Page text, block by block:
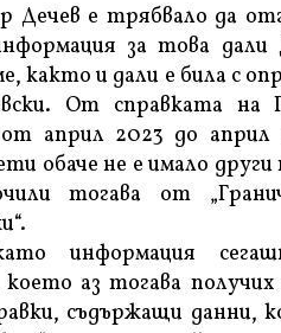
е трябвало да
за това дали
както и дали е била с
От справката на
от април 2023 до
обаче не е имало
тогава от
информация
аз тогава получих
съдържащи данни,